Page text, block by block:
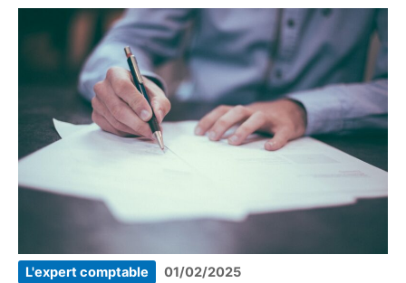
L'expert comptable 01/02/2025